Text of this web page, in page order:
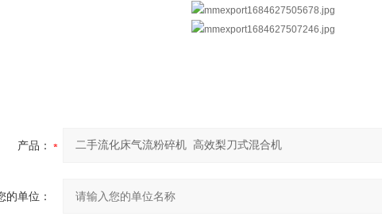
产品：
的单位：